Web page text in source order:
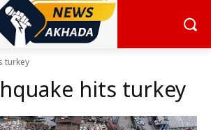
turkey
hits turkey